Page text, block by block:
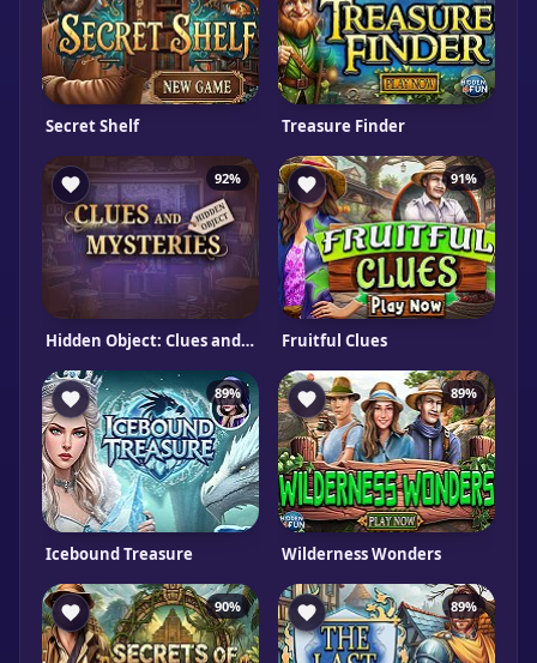
Secret Shelf Treasure Finder
92%
Hidden Object: Clues and Mysteries
91%
Fruitful Clues
89%
Icebound Treasure
89%
Wilderness Wonders
90% 89%